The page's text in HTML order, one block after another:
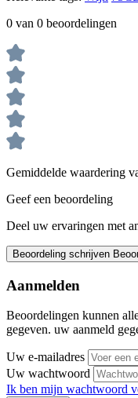
0 van 0 beoordelingen
Gemiddelde waardering
Geef een beoordeling
Deel uw ervaringen met
Beoordeling schrijven
Aanmelden
Beoordelingen kunnen
gegeven. uw aanmeld
Uw e-mailadres
Uw wachtwoord
Ik ben mijn wachtwoord